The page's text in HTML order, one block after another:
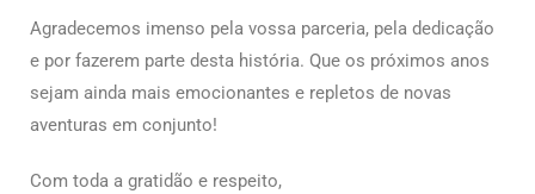
Agradecemos imenso pela vossa parceria, pela dedicação
e por fazerem parte desta história. Que os próximos anos
sejam ainda mais emocionantes e repletos de novas
aventuras em conjunto!
Com toda a gratidão e respeito,